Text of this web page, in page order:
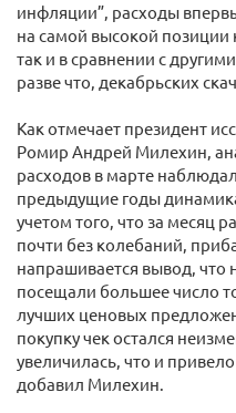
инфляции”, расходы
на самой высокой позиции
так и в сравнении с
разве что, декабрьских
Как отмечает президент
Ромир Андрей Милехин,
расходов в марте
предыдущие годы
учетом того, что за месяц
почти без колебаний,
напрашивается вывод, что
посещали большее число
лучших ценовых
покупку чек остался
увеличилась, что и
добавил Милехин.